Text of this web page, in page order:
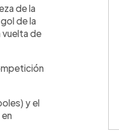
de la
de la
vuelta de
y el